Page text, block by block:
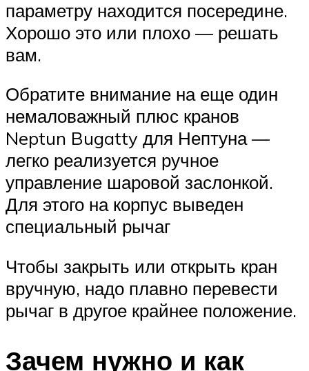
параметру находится посередине.
Хорошо это или плохо — решать
вам.
Обратите внимание на еще один
немаловажный плюс кранов
Neptun Bugatty для Нептуна —
легко реализуется ручное
управление шаровой заслонкой.
Для этого на корпус выведен
специальный рычаг
Чтобы закрыть или открыть кран
вручную, надо плавно перевести
рычаг в другое крайнее положение.
Зачем нужно и как